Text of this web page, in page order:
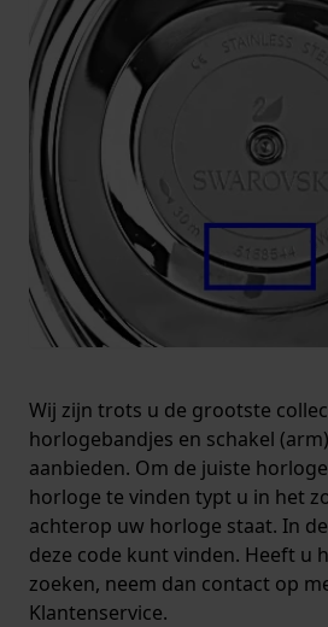
Wij zijn trots u de grootste
horlogebandjes en schakel
aanbieden. Om de juiste
horloge te vinden typt u in het
achterop uw horloge staat. In
deze code kunt vinden. Heeft u
zoeken, neem dan contact op
Klantenservice.